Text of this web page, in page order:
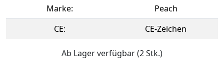
Marke:
Peach
CE:
CE-Zeichen
Ab Lager verfügbar (2 Stk.)